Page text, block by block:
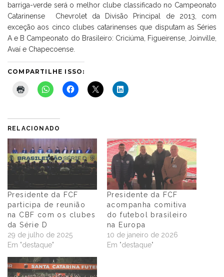
barriga-verde será o melhor clube classificado no Campeonato
Catarinense Chevrolet da Divisão Principal de 2013, com
exceção aos cinco clubes catarinenses que disputam as Séries
A e B Campeonato do Brasileiro: Criciúma, Figueirense, Joinville,
Avaí e Chapecoense.
COMPARTILHE ISSO:
RELACIONADO
Presidente da FCF
participa de reunião
na CBF com os clubes
da Série D
29 de julho de 2025
Em "destaque"
Presidente da FCF
acompanha comitiva
do futebol brasileiro
na Europa
10 de janeiro de 2026
Em "destaque"